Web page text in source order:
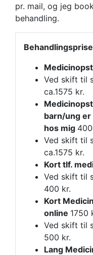
pr. mail, og jeg
behandling.
Ved skift til
ca.1575 kr.
barn/ung
hos mig
Ved skift til
ca.1575 kr.
Kort tlf.
Ved skift til
400 kr.
Kort
online 1750
Ved skift til
500 kr.
Lang